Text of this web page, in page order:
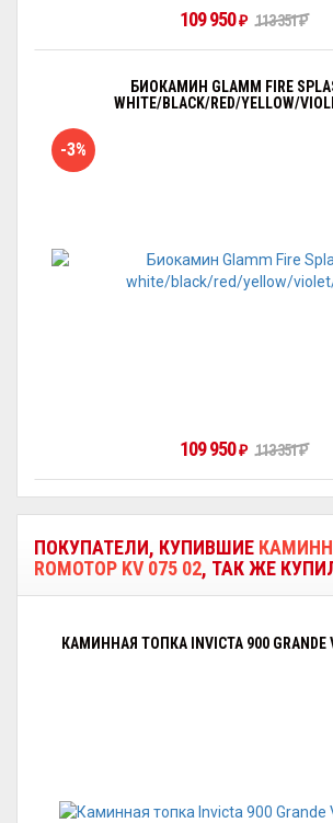
109 950₽ 113 351₽
БИОКАМИН GLAMM FIRE
WHITE/BLACK/RED/YELLOW/
-3%
109 950₽ 113 351₽
ПОКУПАТЕЛИ, КУПИВШИЕ
ROMOTOP KV 075 02, ТАК ЖЕ
КАМИННАЯ ТОПКА INVICTA 900 GRANDE